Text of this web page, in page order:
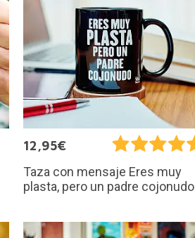
12,95€
Taza con mensaje Eres muy
plasta, pero un padre cojonudo